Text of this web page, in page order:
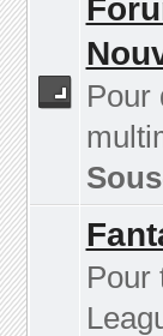
Pour
Pour